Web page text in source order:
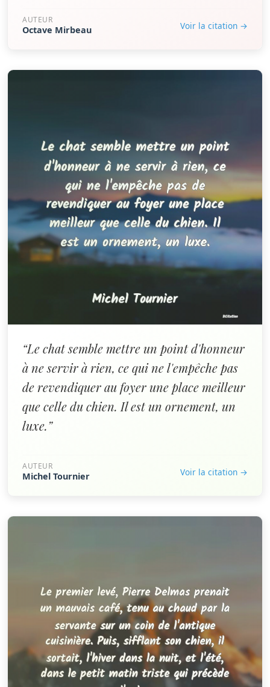
AUTEUR
Octave Mirbeau Voir la citation →
“Le chat semble mettre un point d'honneur
à ne servir à rien, ce qui ne l'empêche pas
de revendiquer au foyer une place meilleur
que celle du chien. Il est un ornement, un
luxe.”
AUTEUR
Michel Tournier Voir la citation →